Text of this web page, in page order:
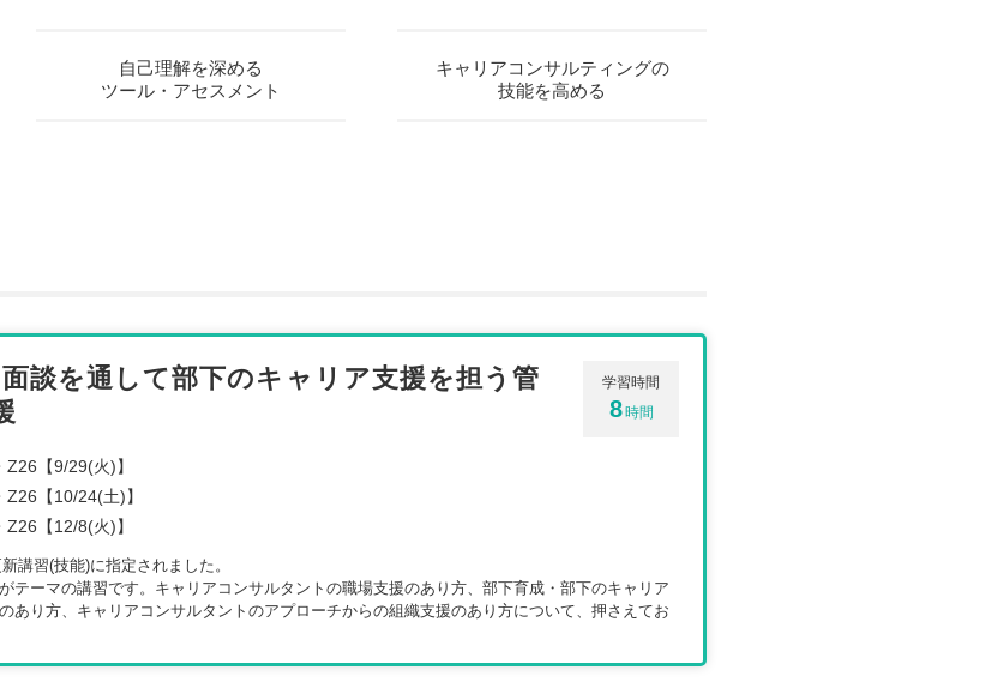
自己理解を深める
ツール・アセスメント
キャリアコンサルティングの
技能を高める
面談を通して部下のキャリア支援を担う管
学習時間
8時間
【9/29(火)】
【10/24(土)】
【12/8(火)】
講習(技能)に指定されました。
テーマの講習です。キャリアコンサルタントの職場支援のあり方、部下育成・部下のキャリア
あり方、キャリアコンサルタントのアプローチからの組織支援のあり方について、押さえてお